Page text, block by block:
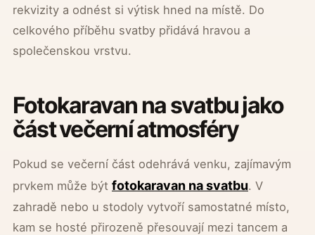
rekvizity a odnést si výtisk hned na místě. Do
celkového příběhu svatby přidává hravou a
společenskou vrstvu.
Fotokaravan na svatbu jako
část večerní atmosféry
Pokud se večerní část odehrává venku, zajímavým
prvkem může být fotokaravan na svatbu. V
zahradě nebo u stodoly vytvoří samostatné místo,
kam se hosté přirozeně přesouvají mezi tancem a